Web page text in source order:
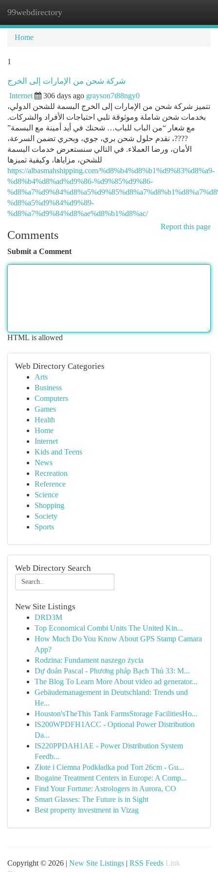
99webdirectory
Home
1
شركة شحن من الإمارات إلى الخرج
Internet 306 days ago grayson7t88ngy0
تتميز شركة شحن من الإمارات إلى الخرج البسمة للشحن الدولي،
بخدمات شحن شاملة وموثوقة تلبي احتياجات الأفراد والشركات.
مع شعار “من الباب للباب… شحنك في أيد أمينة مع البسمة”
????، نقدم حلول شحن بري، جوي، وبحري تضمن السرعة،
الأمان، ورضا العملاء. في التالي سنستعرض خدمات البسمة
للشحن، مزاياها، وكيفية تميزها
https://albasmahshipping.com/%d8%b4%d8%b1%d9%83%d8%a9-
%d8%b4%d8%ad%d9%86-%d9%85%d9%86-
%d8%a5%d9%84%d9%89-
%d8%a7%d9%84%d8%ae%d8%b1%d8%ac/
Report this page
Comments
Submit a Comment
HTML is allowed
Web Directory Categories
Arts
Business
Computers
Games
Health
Home
Internet
Kids and Teens
News
Recreation
Reference
Science
Shopping
Society
Sports
Web Directory Search
New Site Listings
DRD3M
Top Economical Combi Units The United Kin...
How Much Do You Know About GPS Stamp Camara
App?
Rodzina: Fundament naszego życia
Dự đoán Pascal - Phương pháp Bạch Thủ 33: M...
The Blog To Learn More About video ad generator...
Gebäudemanagement in Deutschland: Trends und
He...
Houston'sTheThis Tank FarmsStorage FacilitiesHo...
IS200WPDFH1ACC - Optional Power Distribution
Da...
IS220PPDAH1AE - Power Distribution System
Feedb...
Złote i Ciemna Podkładka pod Tort 26cm - Gu...
Ibogaine Treatment Centers in Europe: A Comp...
Find Your Fortune: Astrologers in Aurora, CO
Smart Glasses: The Future is in Sight
Best property investment in Vizag
Copyright © 2026 | New Site Listings | RSS Feeds Link